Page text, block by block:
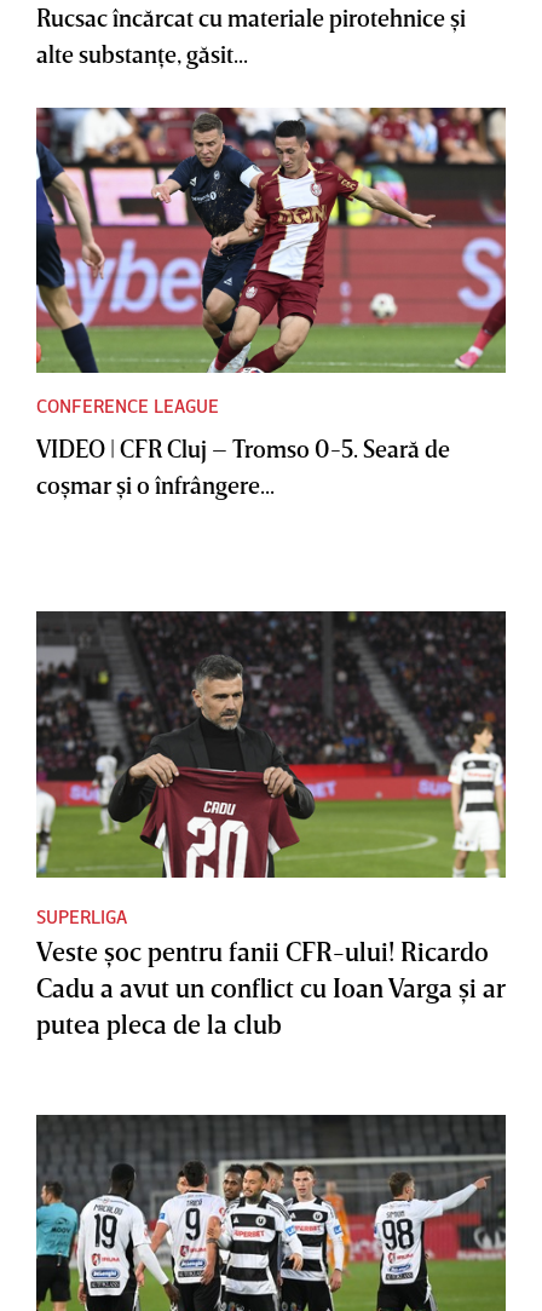
Rucsac încărcat cu materiale pirotehnice şi
alte substanţe, găsit...
CONFERENCE LEAGUE
VIDEO | CFR Cluj – Tromso 0-5. Seară de
coşmar şi o înfrângere...
SUPERLIGA
Veste şoc pentru fanii CFR-ului! Ricardo
Cadu a avut un conflict cu Ioan Varga şi ar
putea pleca de la club